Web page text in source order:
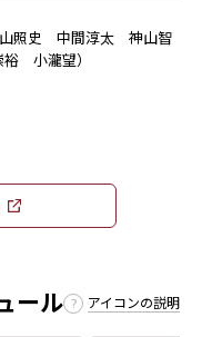
山照史 中間淳太 神山智
小瀧望）
ール アイコンの説明